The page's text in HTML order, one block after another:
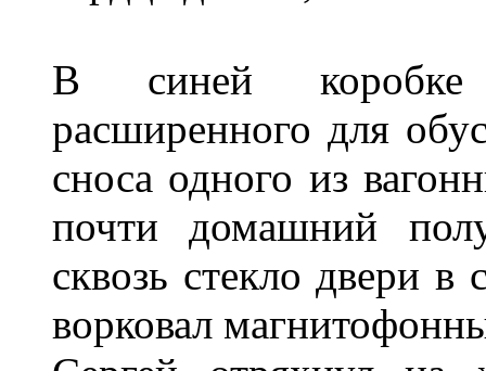
В синей коробке
расширенного для
сноса одного из
почти домашний
сквозь стекло двери в
ворковал